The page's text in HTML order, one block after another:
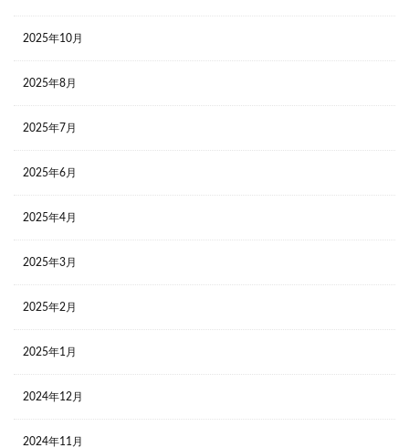
2025年10月
2025年8月
2025年7月
2025年6月
2025年4月
2025年3月
2025年2月
2025年1月
2024年12月
2024年11月